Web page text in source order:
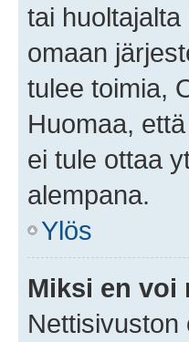
tai
omaan
tulee toimia,
Huomaa,
ei tule ottaa
alempana.
Ylös
Miksi en voi
Nettisivuston